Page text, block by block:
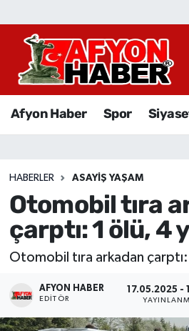
Afyon Haber Spor
HABERLER ASAYIŞ YAŞAM
Otomobil tıra
çarptı: 1 ölü, 4
Otomobil tıra arkadan çarptı:
AFYON HABER
EDITÖR
17.05.2025 -
Afyon Haber
Sağlık
Eğitim